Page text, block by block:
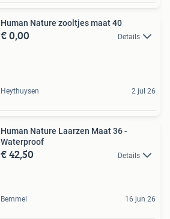
Human Nature zooltjes maat 40
€ 0,00 Details
Heythuysen 2 jul 26
Human Nature Laarzen Maat 36 -
Waterproof
€ 42,50 Details
Bemmel 16 jun 26